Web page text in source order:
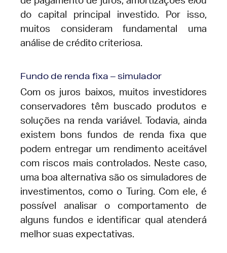
do capital principal investido. Por isso,
muitos consideram fundamental uma
análise de crédito criteriosa.
Fundo de renda fixa – simulador
Com os juros baixos, muitos investidores
conservadores têm buscado produtos e
soluções na renda variável. Todavia, ainda
existem bons fundos de renda fixa que
podem entregar um rendimento aceitável
com riscos mais controlados. Neste caso,
uma boa alternativa são os simuladores de
investimentos, como o Turing. Com ele, é
possível analisar o comportamento de
alguns fundos e identificar qual atenderá
melhor suas expectativas.